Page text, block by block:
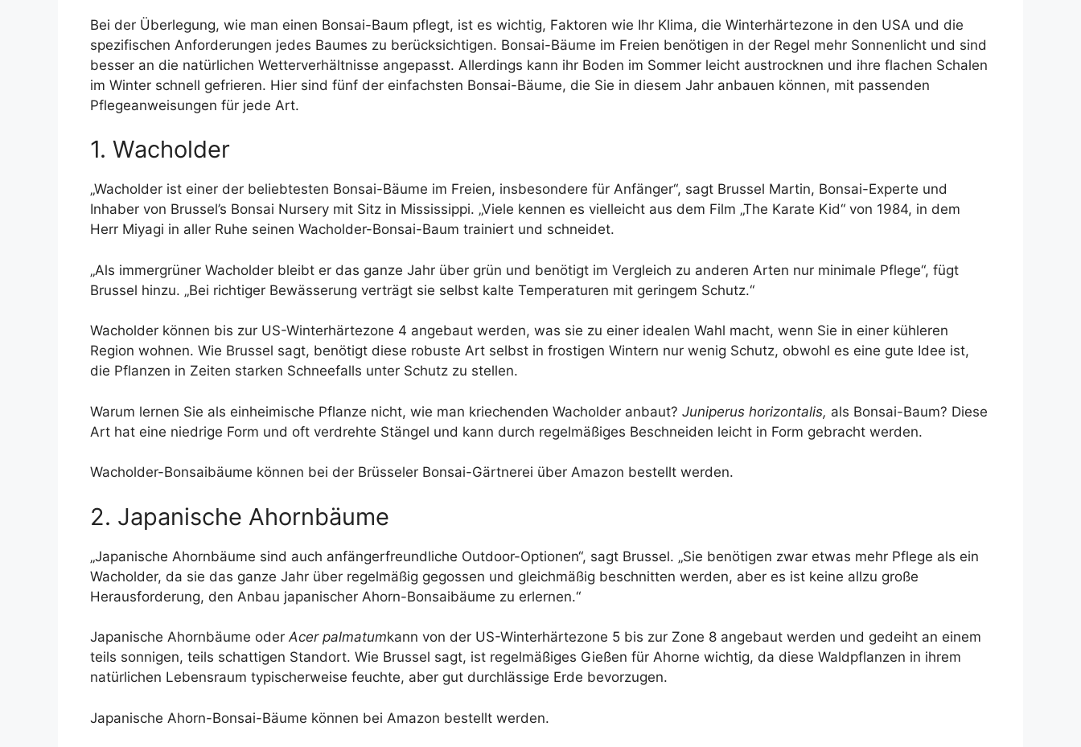
Bei der Überlegung, wie man einen Bonsai-Baum pflegt, ist es wichtig, Faktoren wie Ihr Klima, die Winterhärtezone in den USA und die
spezifischen Anforderungen jedes Baumes zu berücksichtigen. Bonsai-Bäume im Freien benötigen in der Regel mehr Sonnenlicht und sind
besser an die natürlichen Wetterverhältnisse angepasst. Allerdings kann ihr Boden im Sommer leicht austrocknen und ihre flachen Schalen
im Winter schnell gefrieren. Hier sind fünf der einfachsten Bonsai-Bäume, die Sie in diesem Jahr anbauen können, mit passenden
Pflegeanweisungen für jede Art.
1. Wacholder
„Wacholder ist einer der beliebtesten Bonsai-Bäume im Freien, insbesondere für Anfänger“, sagt Brussel Martin, Bonsai-Experte und
Inhaber von Brussel’s Bonsai Nursery mit Sitz in Mississippi. „Viele kennen es vielleicht aus dem Film „The Karate Kid“ von 1984, in dem
Herr Miyagi in aller Ruhe seinen Wacholder-Bonsai-Baum trainiert und schneidet.
„Als immergrüner Wacholder bleibt er das ganze Jahr über grün und benötigt im Vergleich zu anderen Arten nur minimale Pflege“, fügt
Brussel hinzu. „Bei richtiger Bewässerung verträgt sie selbst kalte Temperaturen mit geringem Schutz.“
Wacholder können bis zur US-Winterhärtezone 4 angebaut werden, was sie zu einer idealen Wahl macht, wenn Sie in einer kühleren
Region wohnen. Wie Brussel sagt, benötigt diese robuste Art selbst in frostigen Wintern nur wenig Schutz, obwohl es eine gute Idee ist,
die Pflanzen in Zeiten starken Schneefalls unter Schutz zu stellen.
Warum lernen Sie als einheimische Pflanze nicht, wie man kriechenden Wacholder anbaut? Juniperus horizontalis, als Bonsai-Baum? Diese
Art hat eine niedrige Form und oft verdrehte Stängel und kann durch regelmäßiges Beschneiden leicht in Form gebracht werden.
Wacholder-Bonsaibäume können bei der Brüsseler Bonsai-Gärtnerei über Amazon bestellt werden.
2. Japanische Ahornbäume
„Japanische Ahornbäume sind auch anfängerfreundliche Outdoor-Optionen“, sagt Brussel. „Sie benötigen zwar etwas mehr Pflege als ein
Wacholder, da sie das ganze Jahr über regelmäßig gegossen und gleichmäßig beschnitten werden, aber es ist keine allzu große
Herausforderung, den Anbau japanischer Ahorn-Bonsaibäume zu erlernen.“
Japanische Ahornbäume oderAcer palmatumkann von der US-Winterhärtezone 5 bis zur Zone 8 angebaut werden und gedeiht an einem
teils sonnigen, teils schattigen Standort. Wie Brussel sagt, ist regelmäßiges Gießen für Ahorne wichtig, da diese Waldpflanzen in ihrem
natürlichen Lebensraum typischerweise feuchte, aber gut durchlässige Erde bevorzugen.
Japanische Ahorn-Bonsai-Bäume können bei Amazon bestellt werden.